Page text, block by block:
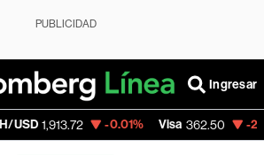
PUBLICIDAD
Ingresar
-0.01% Visa 362.50 -2.15%